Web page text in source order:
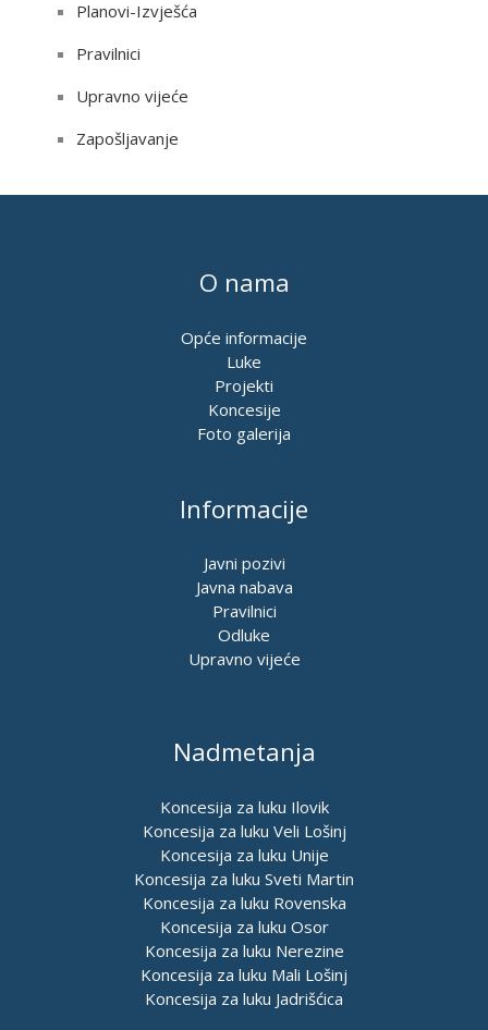
Planovi-Izvješća
Pravilnici
Upravno vijeće
Zapošljavanje
O nama
Opće informacije
Luke
Projekti
Koncesije
Foto galerija
Informacije
Javni pozivi
Javna nabava
Pravilnici
Odluke
Upravno vijeće
Nadmetanja
Koncesija za luku Ilovik
Koncesija za luku Veli Lošinj
Koncesija za luku Unije
Koncesija za luku Sveti Martin
Koncesija za luku Rovenska
Koncesija za luku Osor
Koncesija za luku Nerezine
Koncesija za luku Mali Lošinj
Koncesija za luku Jadrišćica